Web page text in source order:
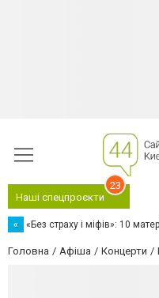
Наші спецпроєкти
23
« «Без страху і міфів»: 10
Головна Афіша Концерти